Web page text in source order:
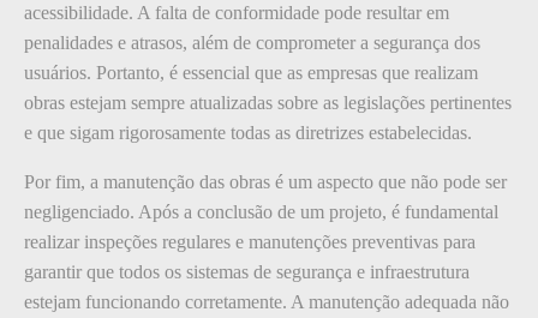
acessibilidade. A falta de conformidade pode resultar em
penalidades e atrasos, além de comprometer a segurança dos
usuários. Portanto, é essencial que as empresas que realizam
obras estejam sempre atualizadas sobre as legislações pertinentes
e que sigam rigorosamente todas as diretrizes estabelecidas.
Por fim, a manutenção das obras é um aspecto que não pode ser
negligenciado. Após a conclusão de um projeto, é fundamental
realizar inspeções regulares e manutenções preventivas para
garantir que todos os sistemas de segurança e infraestrutura
estejam funcionando corretamente. A manutenção adequada não